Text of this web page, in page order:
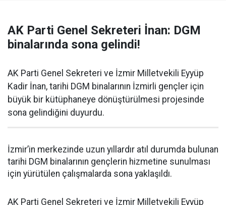
AK Parti Genel Sekreteri İnan: DGM
binalarında sona gelindi!
AK Parti Genel Sekreteri ve İzmir Milletvekili Eyyüp
Kadir İnan, tarihi DGM binalarının İzmirli gençler için
büyük bir kütüphaneye dönüştürülmesi projesinde
sona gelindiğini duyurdu.
İzmir’in merkezinde uzun yıllardır atıl durumda bulunan
tarihi DGM binalarının gençlerin hizmetine sunulması
için yürütülen çalışmalarda sona yaklaşıldı.
AK Parti Genel Sekreteri ve İzmir Milletvekili Eyyüp